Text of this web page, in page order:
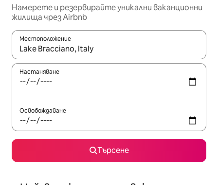
Намерете и резервирайте уникални ваканционни
жилища чрез Airbnb
Местоположение
Когато резултатите се покажат, използвайте
Настаняване
Освобождаване
Търсене